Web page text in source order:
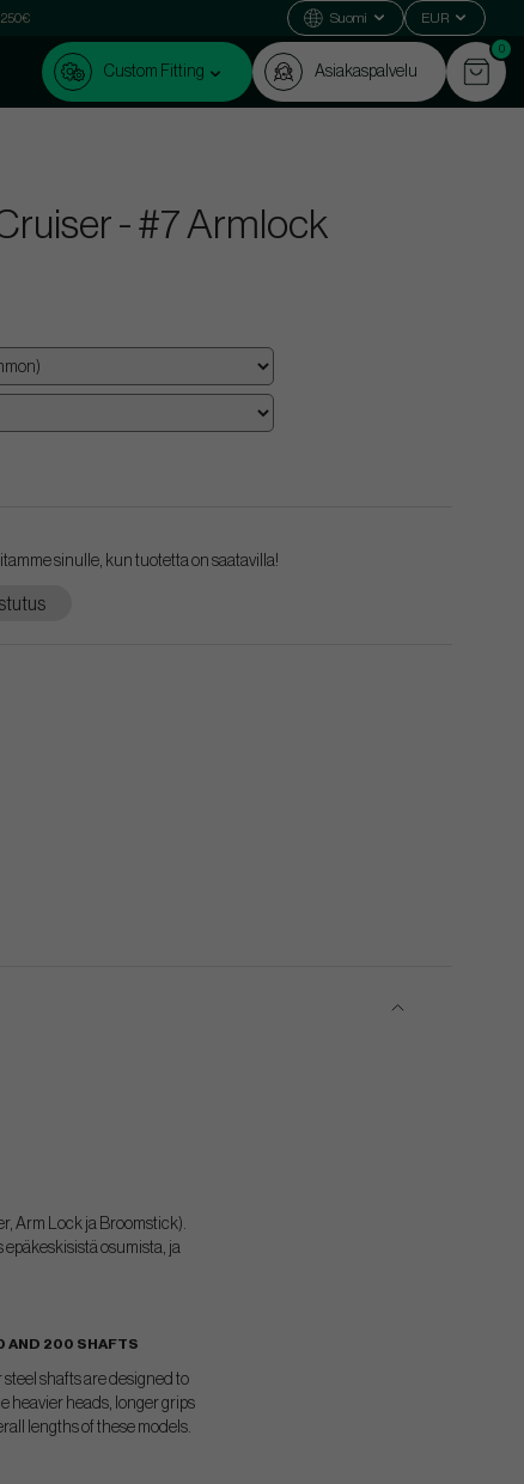
Suomi EUR
Custom Fitting Asiakaspalvelu
0
- #7 Armlock
sinulle, kun tuotetta on saatavilla!
Arm Lock ja Broomstick).
osumista, ja
AND 200 SHAFTS
steel shafts are designed to
heavier heads, longer grips
lengths of these models.